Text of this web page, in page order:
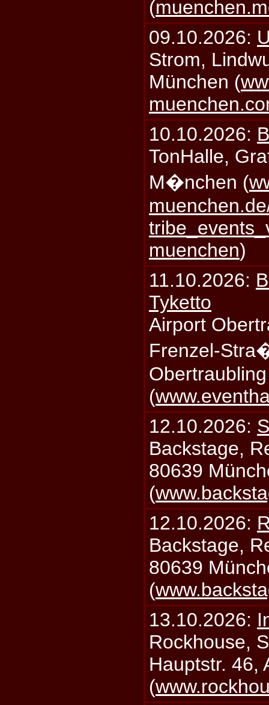
(
09.10.2026:
Strom,
München (
10.10.2026:
TonHalle,
M�nchen (
muenchen)
11.10.2026:
Tyketto
Airport
Frenzel-
(
12.10.2026:
Backstage,
80639
(
12.10.2026:
Backstage,
80639
(
13.10.2026:
Rockhouse,
Hauptstr. 46,
(